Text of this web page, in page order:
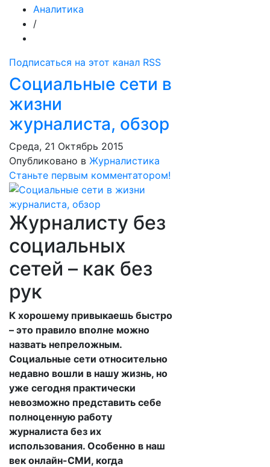
Аналитика
/
Подписаться на этот канал RSS
Социальные сети в
жизни
журналиста, обзор
Среда, 21 Октябрь 2015
Опубликовано в Журналистика
Станьте первым комментатором!
Журналисту без
социальных
сетей – как без
рук
К хорошему привыкаешь быстро
– это правило вполне можно
назвать непреложным.
Социальные сети относительно
недавно вошли в нашу жизнь, но
уже сегодня практически
невозможно представить себе
полноценную работу
журналиста без их
использования. Особенно в наш
век онлайн-СМИ, когда